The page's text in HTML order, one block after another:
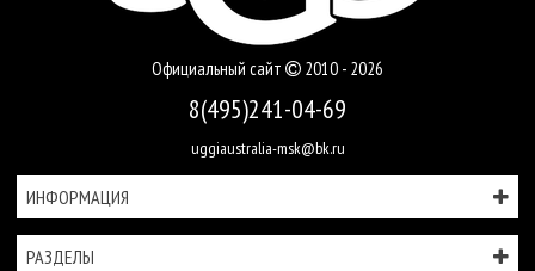
Официальный сайт 2010 - 2026
8(495)241-04-69
uggiaustralia-msk@bk.ru
ИНФОРМАЦИЯ
РАЗДЕЛЫ